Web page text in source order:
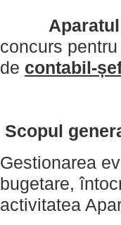
Aparatul
concurs
de contabil-
Scopul
Gestionarea
bugetare,
activitatea